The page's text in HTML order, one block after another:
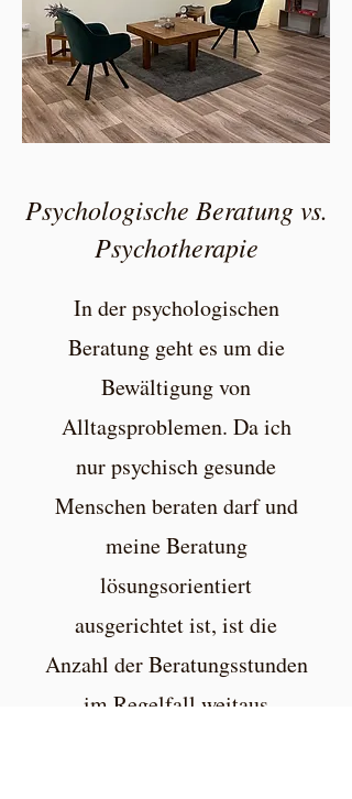
Psychologische Beratung vs.
Psychotherapie
In der psychologischen
Beratung geht es um die
Bewältigung von
Alltagsproblemen. Da ich
nur psychisch gesunde
Menschen beraten darf und
meine Beratung
lösungsorientiert
ausgerichtet ist, ist die
Anzahl der Beratungsstunden
im Regelfall weitaus